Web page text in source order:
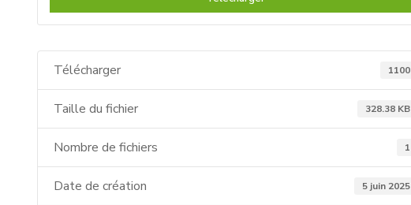
Télécharger 1100
Taille du fichier 328.38 KB
Nombre de fichiers 1
Date de création 5 juin 2025